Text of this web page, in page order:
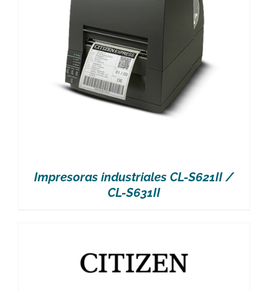
Impresoras industriales CL-S621II /
CL-S631II